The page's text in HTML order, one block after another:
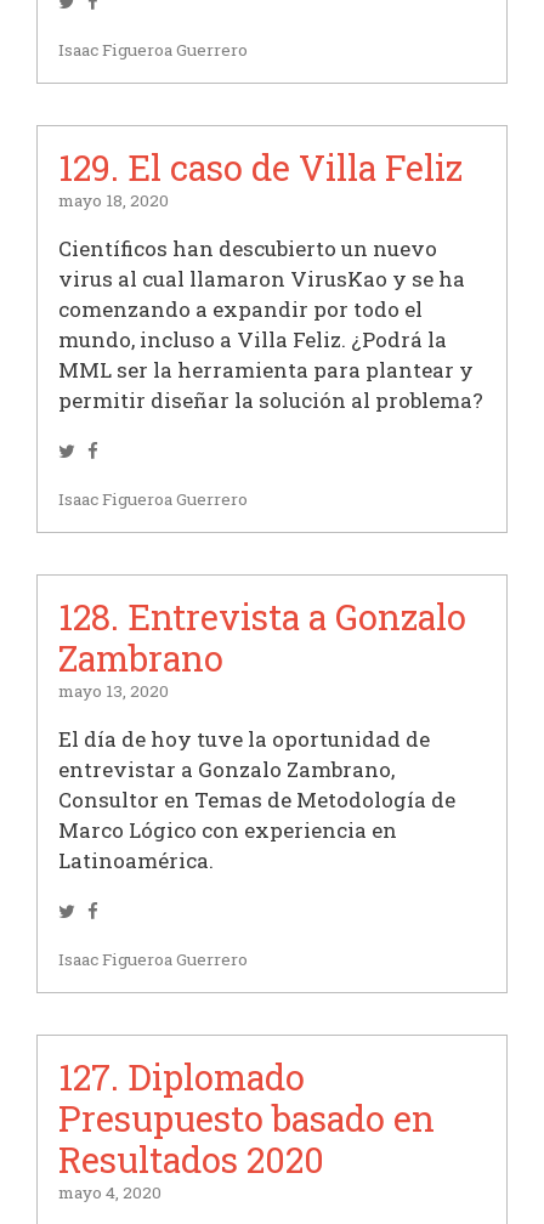
Isaac Figueroa Guerrero
129. El caso de Villa Feliz
mayo 18, 2020
Científicos han descubierto un nuevo
virus al cual llamaron VirusKao y se ha
comenzando a expandir por todo el
mundo, incluso a Villa Feliz. ¿Podrá la
MML ser la herramienta para plantear y
permitir diseñar la solución al problema?
Twitter
Isaac Figueroa Guerrero
128. Entrevista a Gonzalo
Zambrano
mayo 13, 2020
El día de hoy tuve la oportunidad de
entrevistar a Gonzalo Zambrano,
Consultor en Temas de Metodología de
Marco Lógico con experiencia en
Latinoamérica.
Twitter
Isaac Figueroa Guerrero
127. Diplomado
Presupuesto basado en
Resultados 2020
mayo 4, 2020